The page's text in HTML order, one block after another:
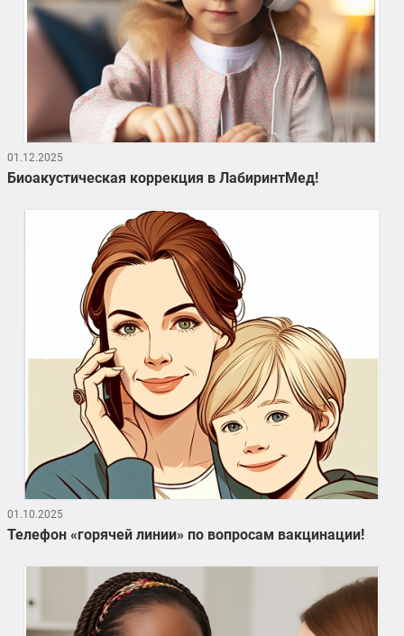
01.12.2025
Биоакустическая коррекция в ЛабиринтМед!
01.10.2025
Телефон «горячей линии» по вопросам вакцинации!